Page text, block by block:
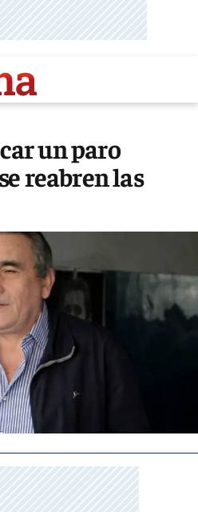
un paro
reabren las